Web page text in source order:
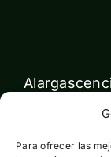
Para ofrecer las